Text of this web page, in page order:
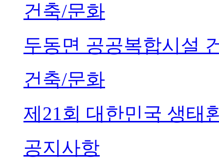
건축/문화
두동면 공공복합시설
건축/문화
제21회 대한민국 생태
공지사항